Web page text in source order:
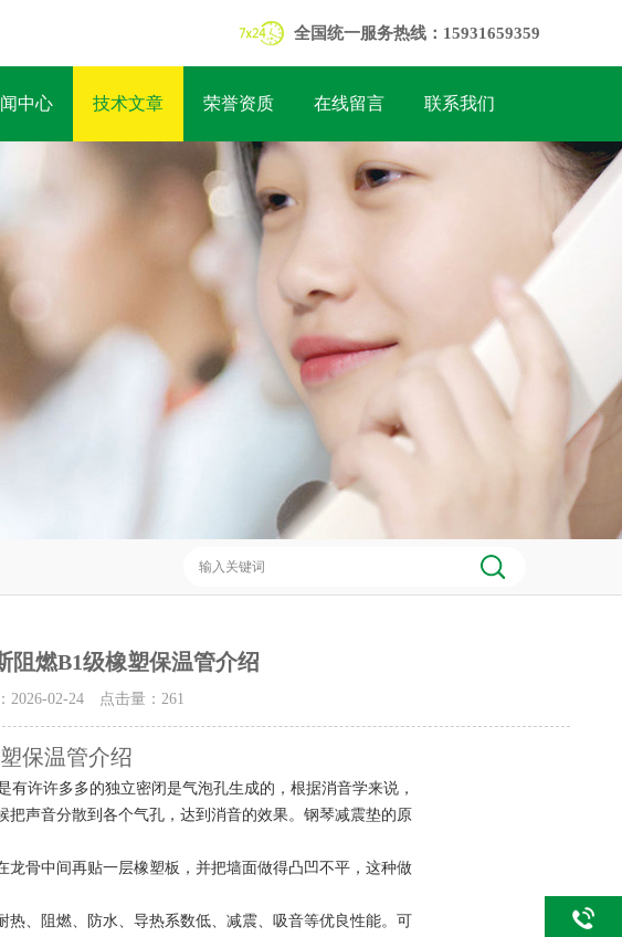
全国统一服务热线：15931659359
中心 技术文章 荣誉资质 在线留言 联系我们
阻燃B1级橡塑保温管介绍
2026-02-24 点击量： 261
保温管介绍
有许许多多的独立密闭是气泡孔生成的，根据消音学来说，
声音分散到各个气孔，达到消音的效果。钢琴减震垫的原
龙骨中间再贴一层橡塑板，并把墙面做得凸凹不平，这种做
、阻燃、防水、导热系数低、减震、吸音等优良性能。可